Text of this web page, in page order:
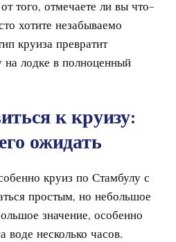
того, отмечаете ли вы что-
хотите незабываемо
круиза превратит
лодке в полноценный
к круизу:
ожидать
круиз по Стамбулу с
простым, но небольшое
значение, особенно
воде несколько часов.